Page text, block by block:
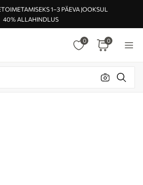
1–3 PÄEVA JOOKSUL
40% ALLAHINDLUS
0 0